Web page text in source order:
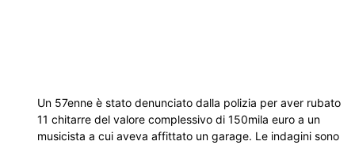
Un 57enne è stato denunciato dalla polizia per aver rubato
11 chitarre del valore complessivo di 150mila euro a un
musicista a cui aveva affittato un garage. Le indagini sono